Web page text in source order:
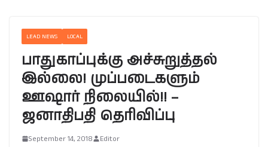
LEAD NEWS LOCAL
பாதுகாப்புக்கு அச்சுறுத்தல்
இல்லை! முப்படைகளும்
ஊஷார் நிலையில்!! –
ஜனாதிபதி தெரிவிப்பு
September 14, 2018 Editor